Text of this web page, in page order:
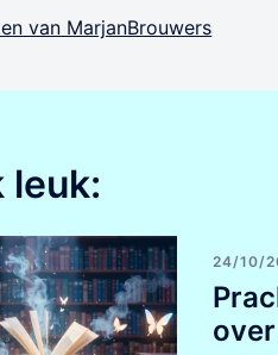
van MarjanBrouwers
leuk:
24/10/